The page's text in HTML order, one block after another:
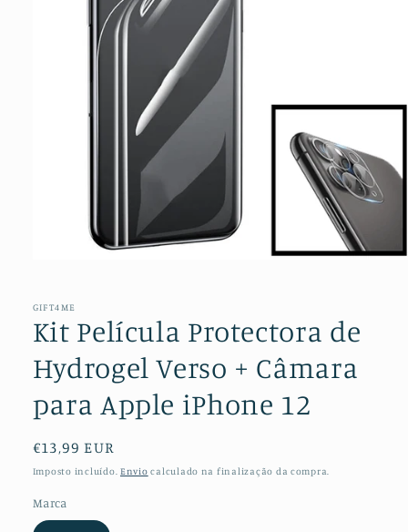
1
modal
GIFT4ME
Kit Película Protectora de
Hydrogel Verso + Câmara
para Apple iPhone 12
Preço
normal
€13,99 EUR
Imposto incluído. Envio calculado na finalização da compra.
Marca